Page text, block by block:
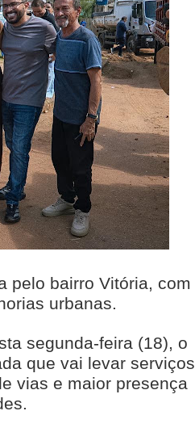
pelo bairro Vitória, com
urbanas.
segunda-feira (18), o
que vai levar serviços
vias e maior presença